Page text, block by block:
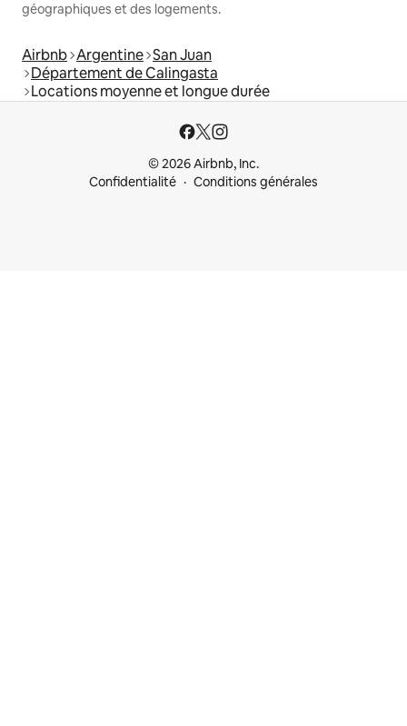
géographiques et des logements.
Airbnb Argentine San Juan
Département de Calingasta
Locations moyenne et longue durée
© 2026 Airbnb, Inc.
Confidentialité
Conditions générales